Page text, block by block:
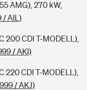
AMG), 270 kW,
/ AIL)
200 CDI T-MODELL),
/ AKI)
220 CDI T-MODELL),
/ AKJ)